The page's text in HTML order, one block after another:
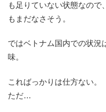
も足りていない状態なので
もまだなさそう。
ではベトナム国内での状況
味。
こればっかりは仕方ない。
ただ…